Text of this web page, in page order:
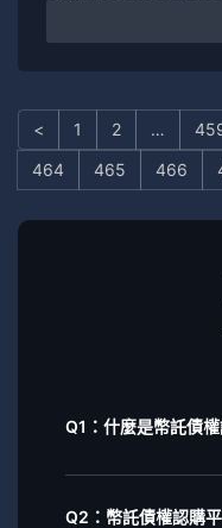
< 1 2 …
464
465 466
Q1：什麼是幣託債
Q2：幣託債權認購